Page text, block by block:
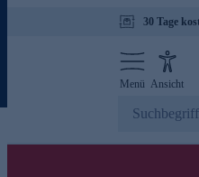
30 Tage
Menü Ansicht